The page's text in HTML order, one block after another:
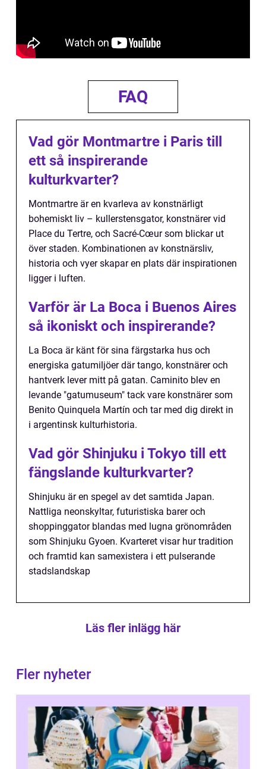
FAQ
Vad gör Montmartre i Paris till
ett så inspirerande
kulturkvarter?
Montmartre är en kvarleva av konstnärligt
bohemiskt liv – kullerstensgator, konstnärer vid
Place du Tertre, och Sacré-Cœur som blickar ut
över staden. Kombinationen av konstnärsliv,
historia och vyer skapar en plats där inspirationen
ligger i luften.
Varför är La Boca i Buenos Aires
så ikoniskt och inspirerande?
La Boca är känt för sina färgstarka hus och
energiska gatumiljöer där tango, konstnärer och
hantverk lever mitt på gatan. Caminito blev en
levande "gatumuseum" tack vare konstnärer som
Benito Quinquela Martín och tar med dig direkt in
i argentinsk kulturhistoria.
Vad gör Shinjuku i Tokyo till ett
fängslande kulturkvarter?
Shinjuku är en spegel av det samtida Japan.
Nattliga neonskyltar, futuristiska barer och
shoppinggator blandas med lugna grönområden
som Shinjuku Gyoen. Kvarteret visar hur tradition
och framtid kan samexistera i ett pulserande
stadslandskap
Läs fler inlägg här
Fler nyheter